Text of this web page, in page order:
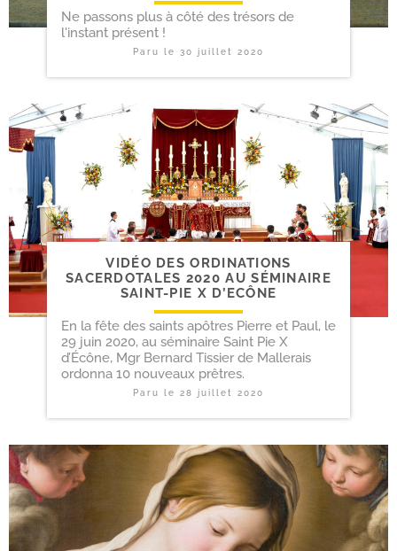
Ne passons plus à côté des trésors de
l'instant présent !
Paru le 30 juillet 2020
VIDÉO DES ORDINATIONS
SACERDOTALES 2020 AU SÉMINAIRE
SAINT-​PIE X D’ECÔNE
En la fête des saints apôtres Pierre et Paul, le
29 juin 2020, au séminaire Saint Pie X
d’Écône, Mgr Bernard Tissier de Mallerais
ordonna 10 nouveaux prêtres.
Paru le 28 juillet 2020